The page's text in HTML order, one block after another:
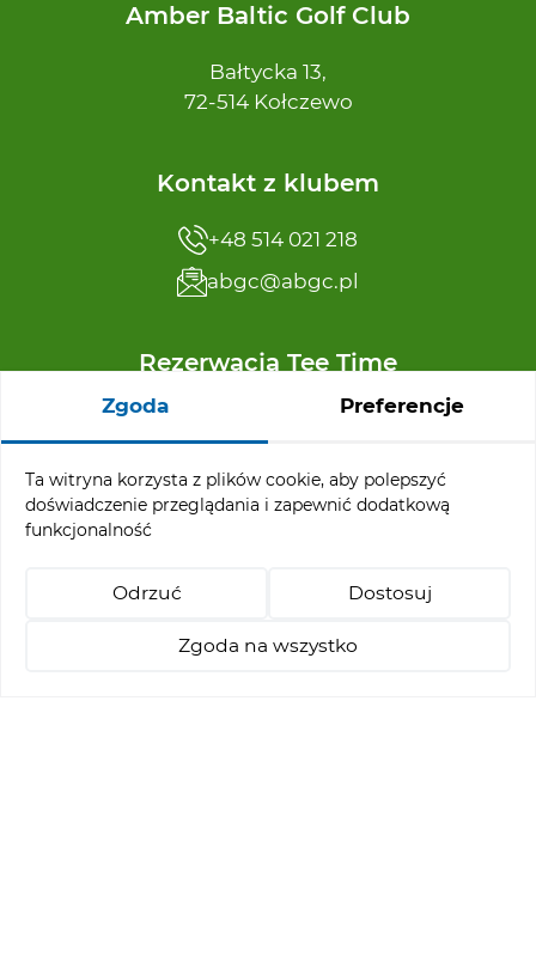
Amber Baltic Golf Club
Bałtycka 13,
72-514 Kołczewo
Kontakt z klubem
+48 514 021 218
abgc@abgc.pl
Rezerwacja Tee Time
+48 91 32 65 110
Nauka golfa
+48 514 021 218 abgc@abgc.pl
Zgoda Preferencje
Ta witryna korzysta z plików cookie, aby polepszyć
doświadczenie przeglądania i zapewnić dodatkową
funkcjonalność
Odrzuć Dostosuj
Zgoda na wszystko